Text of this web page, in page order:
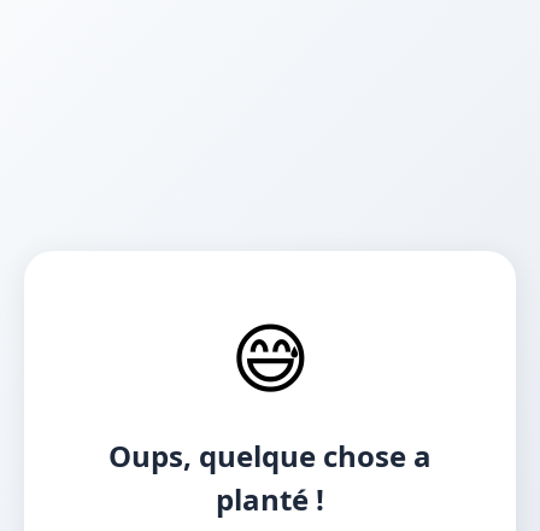
😅
Oups, quelque chose a
planté !